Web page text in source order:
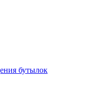
бутылок